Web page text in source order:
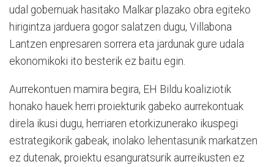
udal gobernuak hasitako Malkar plazako obra egiteko
hirigintza jarduera gogor salatzen dugu, Villabona
Lantzen enpresaren sorrera eta jardunak gure udala
ekonomikoki ito besterik ez baitu egin.
Aurrekontuen mamira begira, EH Bildu koaliziotik
honako hauek herri proiekturik gabeko aurrekontuak
direla ikusi dugu, herriaren etorkizunerako ikuspegi
estrategikorik gabeak, inolako lehentasunik markatzen
ez dutenak, proiektu esanguratsurik aurreikusten ez